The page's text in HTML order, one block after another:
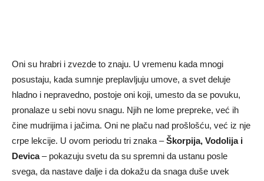
Oni su hrabri i zvezde to znaju. U vremenu kada mnogi
posustaju, kada sumnje preplavljuju umove, a svet deluje
hladno i nepravedno, postoje oni koji, umesto da se povuku,
pronalaze u sebi novu snagu. Njih ne lome prepreke, već ih
čine mudrijima i jačima. Oni ne plaču nad prošlošću, već iz nje
crpe lekcije. U ovom periodu tri znaka –Škorpija, Vodolija i
Devica– pokazuju svetu da su spremni da ustanu posle
svega, da nastave dalje i da dokažu da snaga duše uvek